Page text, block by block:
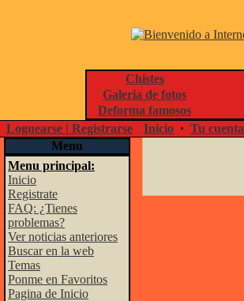
Chistes
Galeria de fotos
Deforma famosos
Loguearse | Registrarse
Inicio · Tu cuenta
Menu
Menu principal:
Inicio
Registrate
FAQ: ¿Tienes
problemas?
Ver noticias anteriores
Buscar en la web
Temas
Ponme en Favoritos
Pagina de Inicio